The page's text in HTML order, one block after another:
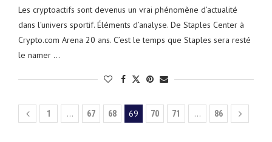
Les cryptoactifs sont devenus un vrai phénomène d’actualité
dans l’univers sportif. Éléments d’analyse. De Staples Center à
Crypto.com Arena 20 ans. C’est le temps que Staples sera resté
le namer …
1 … 67 68 69 70 71 … 86